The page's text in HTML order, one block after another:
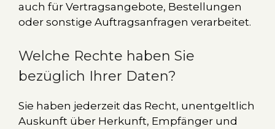
auch für Vertragsangebote, Bestellungen
oder sonstige Auftragsanfragen verarbeitet.
Welche Rechte haben Sie
bezüglich Ihrer Daten?
Sie haben jederzeit das Recht, unentgeltlich
Auskunft über Herkunft, Empfänger und